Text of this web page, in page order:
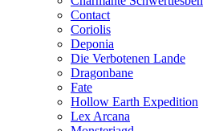
Contact
Coriolis
Deponia
Die Verbotenen Lande
Dragonbane
Fate
Hollow Earth Expedition
Lex Arcana